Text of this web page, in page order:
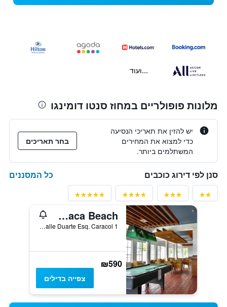
...ועוד
מלונות פופולריים במחוז סנטו דומינגו
יש להזין את תאריכי הנסיעה
כדי למצוא את המחירים
המשתלמים ביותר.
בחר תאריכים
סנן לפי דירוג כוכבים כל המסננים
Be Live Experience Hamaca Beach
Calle Duarte Esq. Caracol 1, בוקה צ'יקה, הרפובליקה הדומיניקנית
₪590
צפייה בדילים